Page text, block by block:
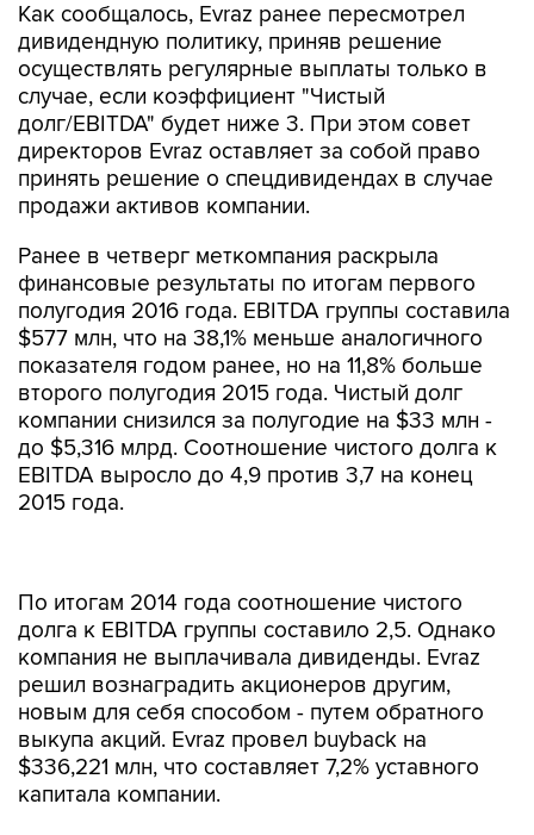
Как сообщалось, Evraz ранее пересмотрел
дивидендную политику, приняв решение
осуществлять регулярные выплаты только в
случае, если коэффициент "Чистый
долг/EBITDA" будет ниже 3. При этом совет
директоров Evraz оставляет за собой право
принять решение о спецдивидендах в случае
продажи активов компании.
Ранее в четверг меткомпания раскрыла
финансовые результаты по итогам первого
полугодия 2016 года. EBITDA группы составила
$577 млн, что на 38,1% меньше аналогичного
показателя годом ранее, но на 11,8% больше
второго полугодия 2015 года. Чистый долг
компании снизился за полугодие на $33 млн -
до $5,316 млрд. Соотношение чистого долга к
EBITDA выросло до 4,9 против 3,7 на конец
2015 года.
компания не выплачивала дивиденды. Evraz
решил вознаградить акционеров другим,
новым для себя способом - путем обратного
выкупа акций. Evraz провел buyback на
$336,221 млн, что составляет 7,2% уставного
капитала компании.
По итогам 2013 года Evraz выплатил